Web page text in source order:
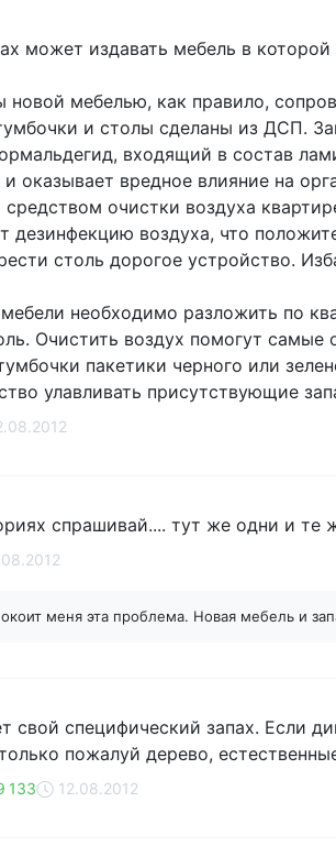
может издавать мебель в которой
новой мебелью, как правило,
и столы сделаны из ДСП.
входящий в состав
оказывает вредное влияние на
очистки воздуха
дезинфекцию воздуха, что
столь дорогое устройство.
необходимо разложить по
Очистить воздух помогут самые
пакетики черного или
улавливать присутствующие
спрашивай.... тут же одни и те
меня эта проблема. Новая мебель и
свой специфический запах. Если
пожалуй дерево,
133 12.08.2012